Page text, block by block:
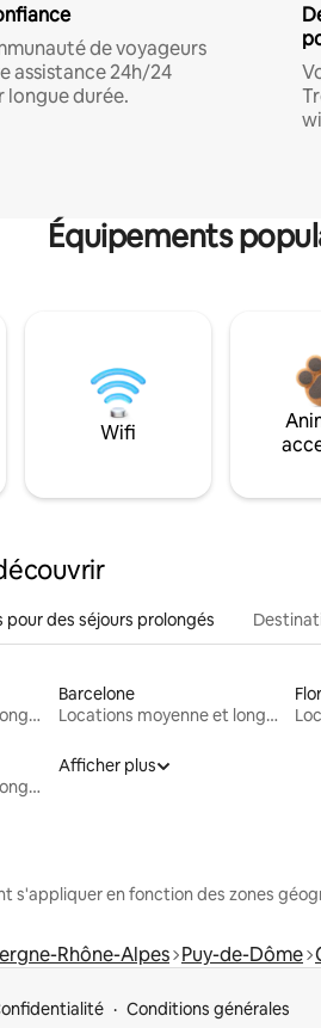
de voyageurs
assistance 24h/24
longue durée.
Équipements
Wifi
des séjours prolongés
Locations moyenne et longue durée
Barcelone
Locations moyenne et longue durée
Locations moyenne et longue durée
Afficher plus
s'appliquer en fonction des zones
Rhône-Alpes Puy-de-Dôme
Conditions générales